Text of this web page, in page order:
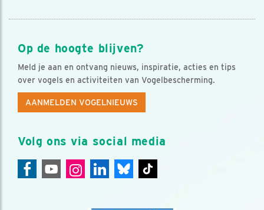
Op de hoogte blijven?
Meld je aan en ontvang nieuws, inspiratie, acties en tips
over vogels en activiteiten van Vogelbescherming.
AANMELDEN VOGELNIEUWS
Volg ons via social media